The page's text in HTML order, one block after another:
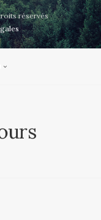
réservés